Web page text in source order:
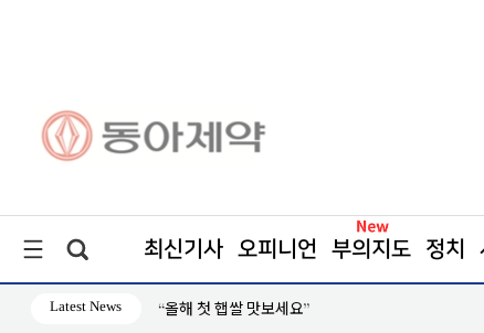
최신기사 오피니언 부의지도 정치
Latest News “올해 첫 햅쌀 맛보세요”